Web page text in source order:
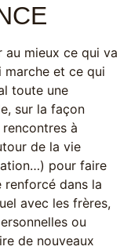
au mieux ce qui va
marche et ce qui
toute une
sur la façon
à
de la vie
pour faire
dans la
avec les frères,
ou
de nouveaux